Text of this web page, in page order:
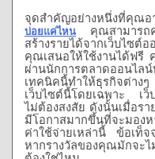
จุดสำคัญอย่างหนึ่งที่คุณอ
บ่อยแค่ไหน
คุณสามารถ
สร้างรายได้จากเว็บไซต์
คุณเสนอให้ใช้งานได้ฟรี
ผ่านนักการตลาดออนไลน์
เทคนิคนี้ทำให้ธุรกิจต่างๆ
เว็บไซต์นี้โดยเฉพาะ
เ
ไม่ต้องสงสัย ดังนั้นเมื่อร
มีโอกาสมากขึ้นที่จะมอง
ค่าใช้จ่ายเหล่านี้
ข้อเท็จ
หากรางวัลของคุณมักจะ